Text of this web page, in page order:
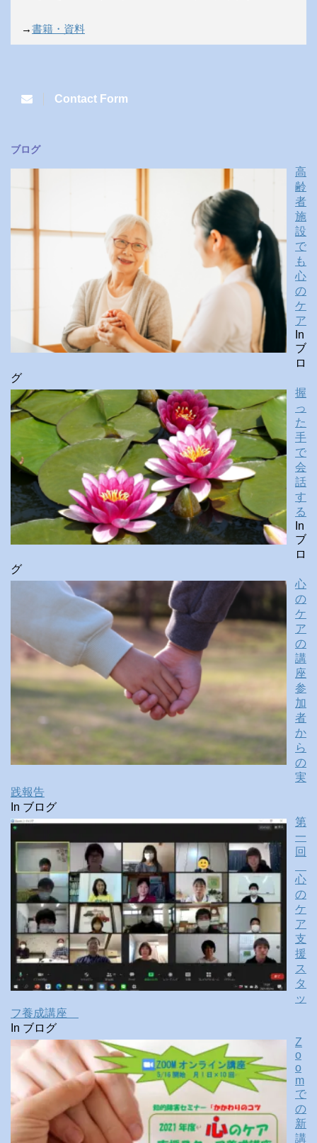
→書籍・資料
Contact Form
ブログ
高
齢
者
施
設
で
も
心
の
ケ
ア
In
ブ
ロ
グ
握
っ
た
手
で
会
話
す
る
In
ブ
ロ
グ
心
の
ケ
ア
の
講
座
参
加
者
か
ら
の
実
践報告
In ブログ
第
一
回
心
の
ケ
ア
支
援
ス
タ
ッ
フ養成講座
In ブログ
Z
o
o
m
で
の
新
講